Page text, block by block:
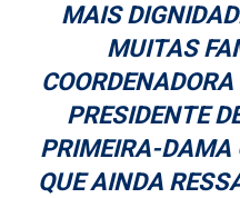
MAIS
MUITAS
PRESIDENTE
PRIMEIRA-DAMA
QUE AINDA